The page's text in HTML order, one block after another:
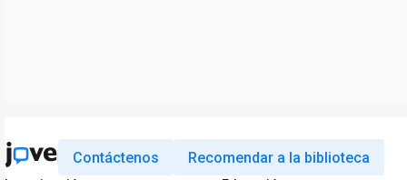
Contáctenos Recomendar a la biblioteca